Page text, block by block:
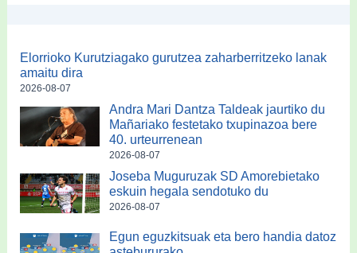
Elorrioko Kurutziagako gurutzea zaharberritzeko lanak
amaitu dira
2026-08-07
Andra Mari Dantza Taldeak jaurtiko du
Mañariako festetako txupinazoa bere
40. urteurrenean
2026-08-07
Joseba Muguruzak SD Amorebietako
eskuin hegala sendotuko du
2026-08-07
Egun eguzkitsuak eta bero handia datoz